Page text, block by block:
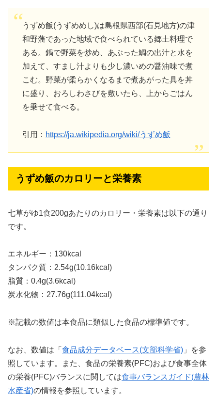
うずめ飯(うずめめし)は島根県西部(石見地方)の津
和野藩であった地域で食べられている郷土料理で
ある。鍋で野菜を炒め、あぶった鯛の出汁と水を
加えて、すまし汁よりも少し濃いめの醤油味で煮
こむ。野菜が柔らかくなるまで煮あがった具を丼
に盛り、おろしわさびを敷いたら、上からごはん
を乗せて食べる。
引用： https://ja.wikipedia.org/wiki/うずめ飯
うずめ飯のカロリーと栄養素
七草がゆ1食200gあたりのカロリー・栄養素は以下の通り
です。
エネルギー：130kcal
タンパク質：2.54g(10.16kcal)
脂質：0.4g(3.6kcal)
炭水化物：27.76g(111.04kcal)
※記載の数値は本食品に類似した食品の標準値です。
なお、数値は「 食品成分データベース(文部科学省) 」を参
照しています。また、食品の栄養素(PFC)および食事全体
の栄養(PFC)バランスに関しては食事バランスガイド(農林
水産省)の情報を参照しています。